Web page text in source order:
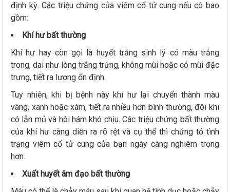
định kỳ. Các triệu chứng của viêm cổ tử cung nếu có bao
gồm:
Khí hư bất thường
Khí hư hay còn gọi là huyết trắng sinh lý có màu trắng
trong, dai như lòng trắng trứng, không mùi hoặc có mùi đặc
trưng, tiết ra lượng ổn định.
Tuy nhiên, khi bị bệnh này khí hư lại chuyển thành màu
vàng, xanh hoặc xám, tiết ra nhiều hơn bình thường, đôi khi
có lẫn mủ và hôi hám khó chịu. Các triệu chứng bất thường
của khí hư càng diễn ra rõ rệt và cụ thể thì chứng tỏ tình
trạng viêm cổ tử cung của bạn ngày càng nghiêm trọng
hơn.
Xuất huyết âm đạo bất thường